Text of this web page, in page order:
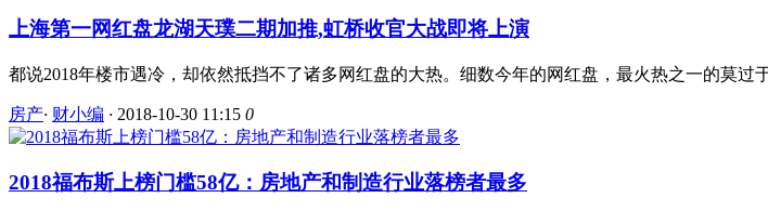
上海第一网红盘龙湖天璞二期加推,虹桥收官大战即将上演
都说2018年楼市遇冷，却依然抵挡不了诸多网红盘的大热。细数今年的网红盘，最火热之一的莫
房产· 财小编 · 2018-10-30 11:15 0
2018福布斯上榜门槛58亿：房地产和制造行业落榜者最多